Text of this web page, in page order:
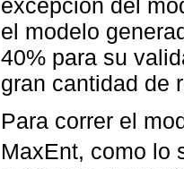
excepción del
el modelo
40% para su
gran cantidad de
Para correr el
MaxEnt, como lo